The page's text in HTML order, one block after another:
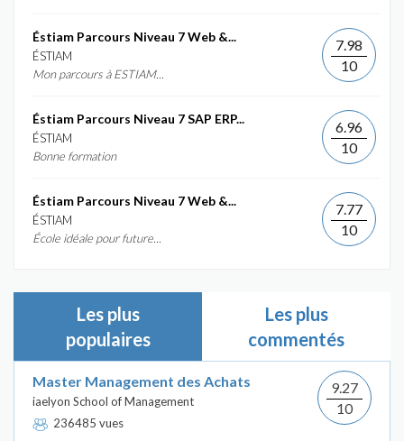
Éstiam Parcours Niveau 7 Web &...
ÉSTIAM
Mon parcours à ESTIAM...
7.98
10
Éstiam Parcours Niveau 7 SAP ERP...
ÉSTIAM
Bonne formation
6.96
10
Éstiam Parcours Niveau 7 Web &...
ÉSTIAM
École idéale pour future...
7.77
10
Les plus
populaires
Les plus
commentés
Master Management des Achats
iaelyon School of Management
236485 vues
9.27
10